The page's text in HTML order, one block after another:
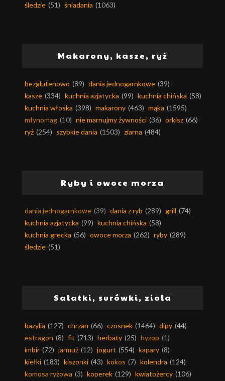
śledzie (51) śniadania (1063)
Makarony, kasze, ryż
bezglutenowo (89) dania jednogarnkowe (39)
kasze (334) kuchnia azjatycka (99) kuchnia chińska (58)
kuchnia włoska (398) makarony (463) mąka (1595)
młynomag (10) nie marnujmy żywności (36) orkisz (66)
ryż (254) szybkie dania (1503) ziarna (484)
Ryby i owoce morza
dania jednogarnkowe (39) dania z ryb (289) grill (74)
kuchnia azjatycka (99) kuchnia chińska (58)
kuchnia grecka (56) owoce morza (262) ryby (289)
śledzie (51)
Sałatki, surówki, zioła
bazylia (127) chrzan (66) czosnek (1464) dipy (44)
estragon (8) fit (713) herbaty (25) hyzop (1)
imbir (72) jarmuż (12) jogurt (554) kapary (8)
kiełki (183) kiszonki (43) kokos (7) kolendra (124)
komosa ryżowa (3) koperek (129) kwiatożercy (106)